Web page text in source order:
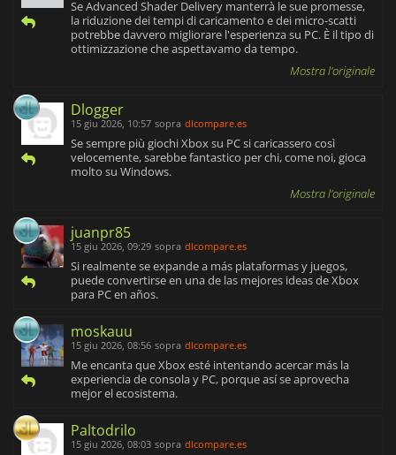
Se Advanced Shader Delivery manterrà le sue promesse,
la riduzione dei tempi di caricamento e dei micro-scatti
potrebbe davvero migliorare l'esperienza su PC. È il tipo di
ottimizzazione che aspettavamo da tempo.
Mostra l'originale
Dlogger
15 giu 2026, 10:57 sopra dlcompare.es
Se sempre più giochi Xbox su PC si caricassero così
velocemente, sarebbe fantastico per chi, come noi, gioca
molto su Windows.
Mostra l'originale
juanpr85
15 giu 2026, 09:29 sopra dlcompare.es
Si realmente se expande a más plataformas y juegos,
puede convertirse en una de las mejores ideas de Xbox
para PC en años.
moskauu
15 giu 2026, 08:56 sopra dlcompare.es
Me encanta que Xbox esté intentando acercar más la
experiencia de consola y PC, porque así se aprovecha
mejor el ecosistema.
Paltodrilo
15 giu 2026, 08:03 sopra dlcompare.es